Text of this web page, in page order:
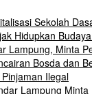
Sekolah
Hidupkan
Lampung, Minta
Bosda dan
Ilegal
Lampung